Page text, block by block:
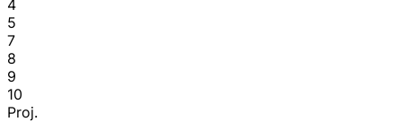
4
5
7
8
9
10
Proj.